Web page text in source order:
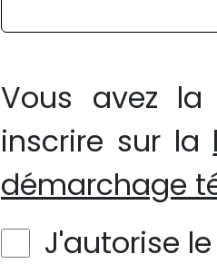
Vous avez
inscrire sur la
démarchage
J'autorise